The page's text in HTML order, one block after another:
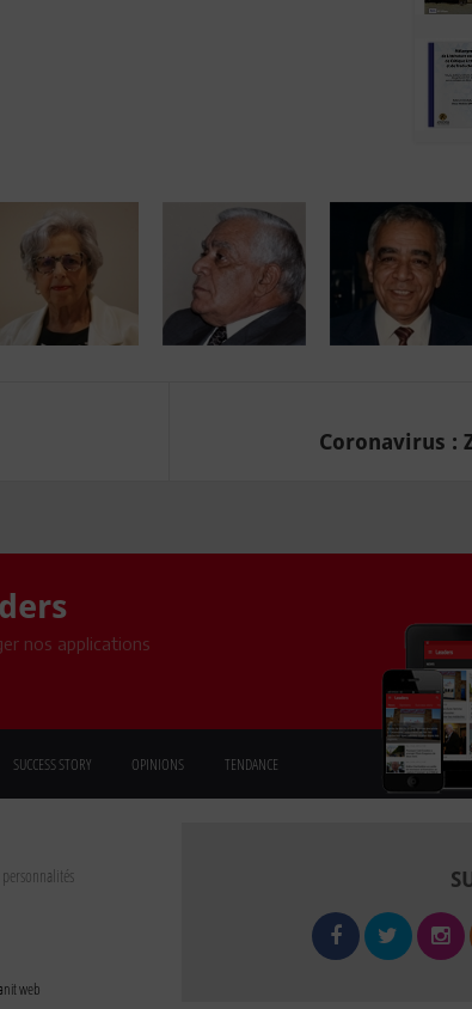
Coronavirus :
nos applications
SUCCESS STORY OPINIONS TENDANCE
web